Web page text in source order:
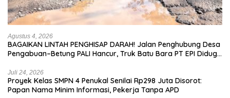
Agustus 4, 2026
BAGAIKAN LINTAH PENGHISAP DARAH! Jalan Penghubung Desa
Pengabuan–Betung PALI Hancur, Truk Batu Bara PT EPI Diduga
Juli 24, 2026
Proyek Kelas SMPN 4 Penukal Senilai Rp298 Juta Disorot:
Papan Nama Minim Informasi, Pekerja Tanpa APD